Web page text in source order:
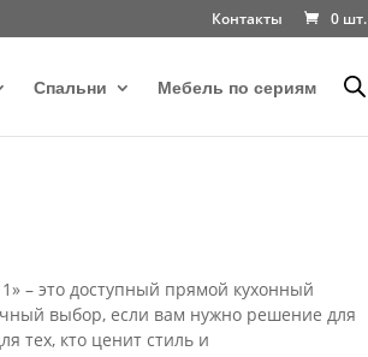
Контакты 0 шт.
Спальни Мебель по сериям
– это доступный прямой кухонный
выбор, если вам нужно решение для
тех, кто ценит стиль и